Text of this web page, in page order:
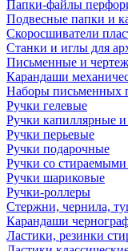
Папки-файлы
Подвесные папки и
Скоросшиватели
Станки и иглы для
Письменные и
Карандаши
Наборы письменных
Ручки гелевые
Ручки капиллярные
Ручки перьевые
Ручки подарочные
Ручки со
Ручки шариковые
Ручки-роллеры
Стержни, чернила,
Карандаши
Ластики, резинки